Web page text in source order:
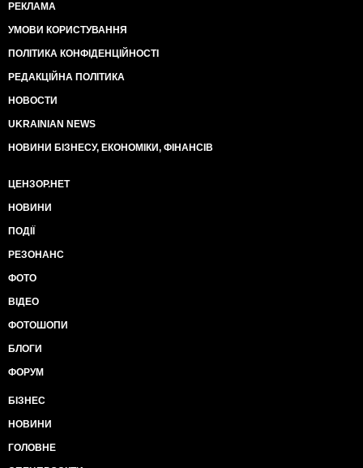
РЕКЛАМА
УМОВИ КОРИСТУВАННЯ
ПОЛІТИКА КОНФІДЕНЦІЙНОСТІ
РЕДАКЦІЙНА ПОЛІТИКА
НОВОСТИ
UKRAINIAN NEWS
НОВИНИ БІЗНЕСУ, ЕКОНОМІКИ, ФІНАНСІВ
ЦЕНЗОР.НЕТ
НОВИНИ
ПОДІЇ
РЕЗОНАНС
ФОТО
ВІДЕО
ФОТОШОПИ
БЛОГИ
ФОРУМ
БІЗНЕС
НОВИНИ
ГОЛОВНЕ